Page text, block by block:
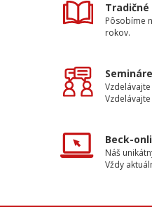
Pôsobíme
rokov.
Beck-
Náš
Vždy